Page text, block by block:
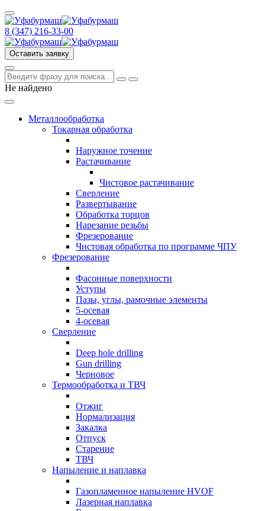
8 (347) 216‑33‑00
Оставить заявку
Не найдено
Металлообработка
Токарная обработка
Наружное точение
Растачивание
Чистовое растачивание
Сверление
Развертывание
Обработка торцов
Нарезание резьбы
Фрезерование
Чистовая обработка по программе ЧПУ
Фрезерование
Фасонные поверхности
Уступы
Пазы, углы, рамочные элементы
5-осевая
4-осевая
Сверление
Deep hole drilling
Gun drilling
Черновое
Термообработка и ТВЧ
Отжиг
Нормализация
Закалка
Отпуск
Старение
ТВЧ
Напыление и наплавка
Газопламенное напыление HVOF
Лазерная наплавка